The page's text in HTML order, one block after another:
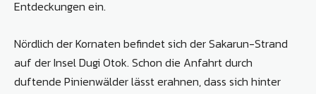
Entdeckungen ein.
Nördlich der Kornaten befindet sich der Sakarun-Strand
auf der Insel Dugi Otok. Schon die Anfahrt durch
duftende Pinienwälder lässt erahnen, dass sich hinter